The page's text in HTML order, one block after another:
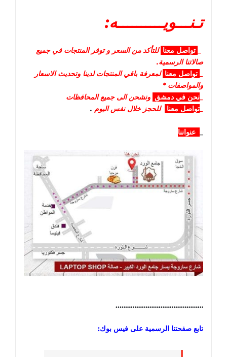
تـنـــويــــــــــه:
تواصل معنا للتأكد من السعر و توفر المنتجات في جميع
صالاتنا الرسمية.
تواصل معنا لمعرفة باقي المنتجات لدينا وتحديث الاسعار
والمواصفات *
نحن في دمشق ونشحن الى جميع المحافظات
تواصل معنا للحجز خلال نفس اليوم .
عنواننا
………………………………………..
تابع صفحتنا الرسمية على فيس بوك: